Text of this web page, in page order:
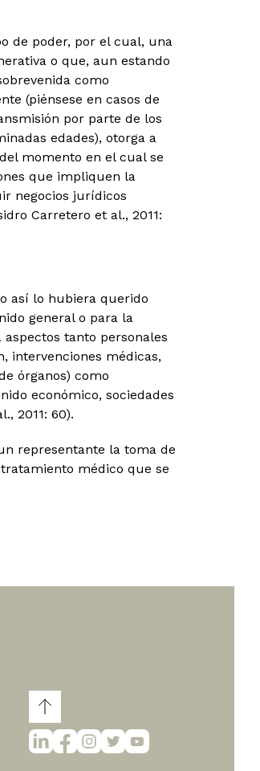
de poder, por el cual, una
o que, aun estando
como
(piénsese en casos de
por parte de los
edades), otorga a
momento en el cual se
que impliquen la
negocios jurídicos
Carretero et al., 2011:
así lo hubiera querido
general o para la
tanto personales
intervenciones médicas,
órganos) como
económico, sociedades
2011: 60).
representante la toma de
médico que se